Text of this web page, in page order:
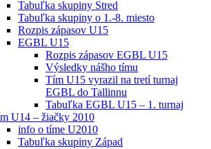
Tabuľka skupiny Stred
Tabuľka skupiny o 1.-8. miesto
Rozpis zápasov U15
EGBL U15
Rozpis zápasov EGBL U15
Výsledky nášho tímu
Tím U15 vyrazil na tretí turnaj
EGBL do Tallinnu
Tabuľka EGBL U15 – 1. turnaj
U14 – žiačky 2010
info o tíme U2010
Tabuľka skupiny Západ